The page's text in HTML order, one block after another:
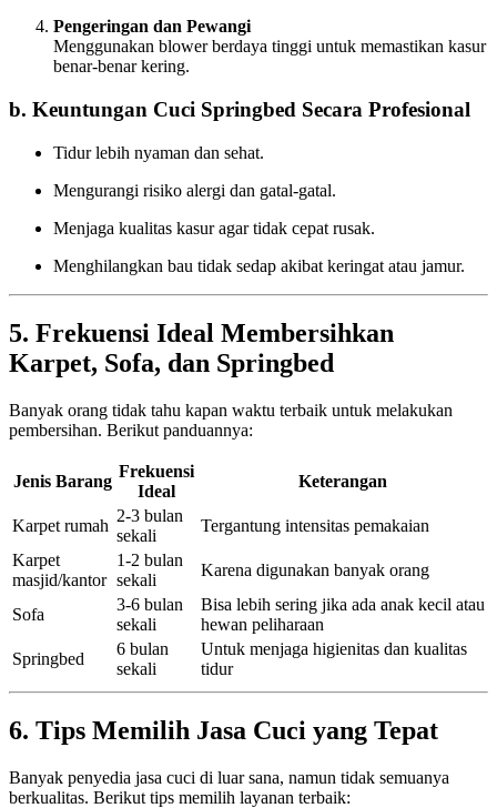
Pengeringan dan Pewangi
Menggunakan blower berdaya tinggi untuk memastikan kasur
benar-benar kering.
b. Keuntungan Cuci Springbed Secara Profesional
Tidur lebih nyaman dan sehat.
Mengurangi risiko alergi dan gatal-gatal.
Menjaga kualitas kasur agar tidak cepat rusak.
Menghilangkan bau tidak sedap akibat keringat atau jamur.
5. Frekuensi Ideal Membersihkan
Karpet, Sofa, dan Springbed
Banyak orang tidak tahu kapan waktu terbaik untuk melakukan
pembersihan. Berikut panduannya:
Jenis Barang
Frekuensi
Ideal
Keterangan
Karpet rumah
2-3 bulan
sekali
Tergantung intensitas pemakaian
Karpet
masjid/kantor
1-2 bulan
sekali
Karena digunakan banyak orang
Sofa
3-6 bulan
sekali
Bisa lebih sering jika ada anak kecil atau
hewan peliharaan
Springbed
6 bulan
sekali
Untuk menjaga higienitas dan kualitas
tidur
6. Tips Memilih Jasa Cuci yang Tepat
Banyak penyedia jasa cuci di luar sana, namun tidak semuanya
berkualitas. Berikut tips memilih layanan terbaik: